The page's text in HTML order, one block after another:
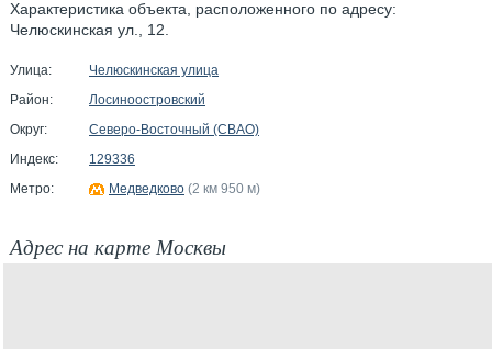
Характеристика объекта, расположенного по адресу:
Челюскинская ул., 12.
Улица:
Челюскинская улица
Район:
Лосиноостровский
Округ:
Северо-Восточный (СВАО)
Индекс:
129336
Метро:
Медведково (2 км 950 м)
Адрес на карте Москвы